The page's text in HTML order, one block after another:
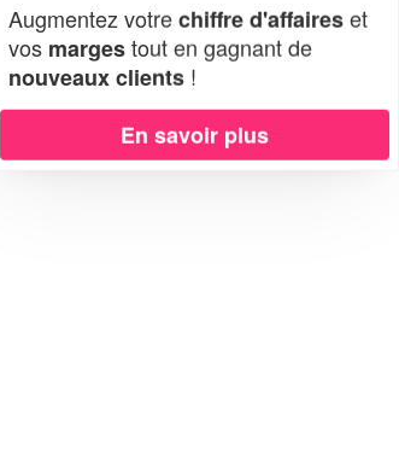
Augmentez votrechiffre d'affaireset
vos margestout en gagnant de
nouveaux clients !
En savoir plus